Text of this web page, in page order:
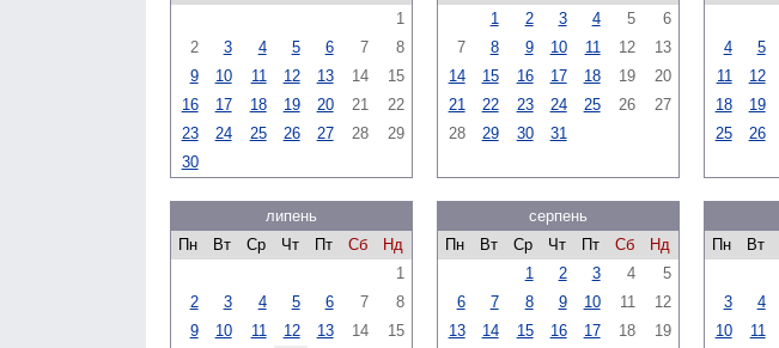
1
2
3 4 5 6 7
8
9
10 11 12 13 14
15
16
17 18 19 20 21
22
23
24 25 26 27 28
29
30
1
2 3 4 5
6
7
8 9 10 11 12
13
14
15 16 17 18 19
20
21
22 23 24 25 26
27
28
29 30 31
4
5
11
12
18
19
25
26
липень
Пн
Вт Ср Чт Пт Сб
Нд
1
2
3 4 5 6 7
8
9
10 11 12 13 14
15
серпень
Пн
Вт Ср Чт Пт Сб
Нд
1
2 3 4
5
6
7 8 9 10 11
12
13
14 15 16 17 18
19
Пн
Вт
3
4
10
11